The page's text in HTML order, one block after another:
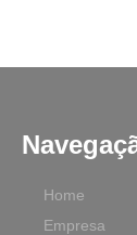
Home
Empresa